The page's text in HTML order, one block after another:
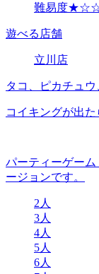
難易度
遊べる店舗
立川店
タコ、ピカチュ
コイキングが出た
パーティーゲー
ージョンです。
2人
3人
4人
5人
6人